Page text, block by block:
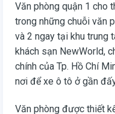
Văn phòng quận 1 cho
trong những chuỗi văn
và 2 ngay tại khu trung
khách sạn NewWorld,
chính của Tp. Hồ Chí
nơi để xe ô tô ở gần
Văn phòng được thiết